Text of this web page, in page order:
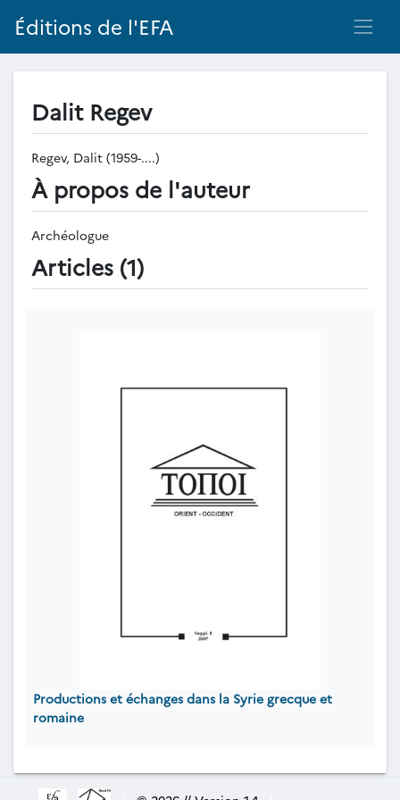
Éditions de l'EFA
Dalit Regev
Regev, Dalit (1959-....)
À propos de l'auteur
Archéologue
Articles (1)
Productions et échanges dans la Syrie grecque et
romaine